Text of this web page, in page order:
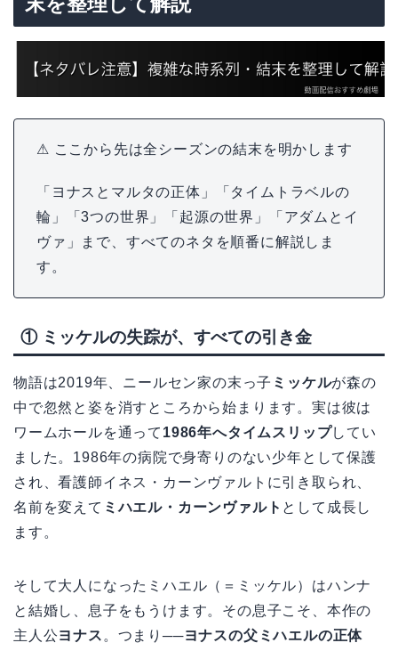
⚠ ここから先は全シーズンの結末を明かします
「ヨナスとマルタの正体」「タイムトラベルの
輪」「3つの世界」「起源の世界」「アダムとイ
ヴァ」まで、すべてのネタを順番に解説しま
す。
① ミッケルの失踪が、すべての引き金
物語は2019年、ニールセン家の末っ子 ミッケルが森の
中で忽然と姿を消すところから始まります。実は彼は
ワームホールを通って 1986年へタイムスリップしてい
ました。1986年の病院で身寄りのない少年として保護
され、看護師イネス・カーンヴァルトに引き取られ、
名前を変えて ミハエル・カーンヴァルト として成長し
ます。
そして大人になったミハエル（＝ミッケル）はハンナ
と結婚し、息子をもうけます。その息子こそ、本作の
主人公ヨナス 。つまり──ヨナスの父ミハエルの正体